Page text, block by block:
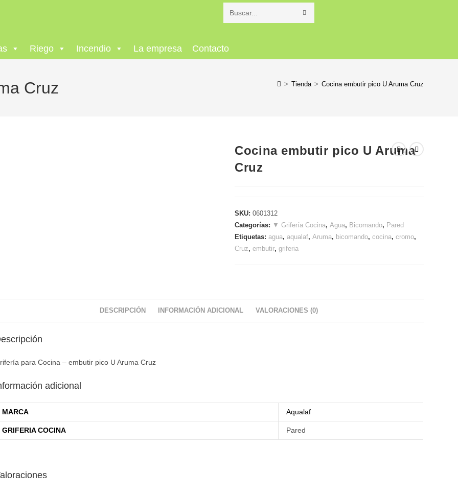
Buscar
Riego Incendio La empresa Contacto
Cruz > Tienda > Cocina embutir pico U Aruma Cruz
Cocina embutir pico U Aruma
Cruz
SKU:0601312
Categorías: ▼ Grifería Cocina,Agua, Bicomando, Pared
Etiquetas:agua,aqualaf,Aruma, bicomando,cocina,cromo,
Cruz,embutir,griferia
DESCRIPCIÓN INFORMACIÓN ADICIONAL VALORACIONES (0)
para Cocina – embutir pico U Aruma Cruz
adicional
MARCA Aqualaf
GRIFERIA COCINA Pared